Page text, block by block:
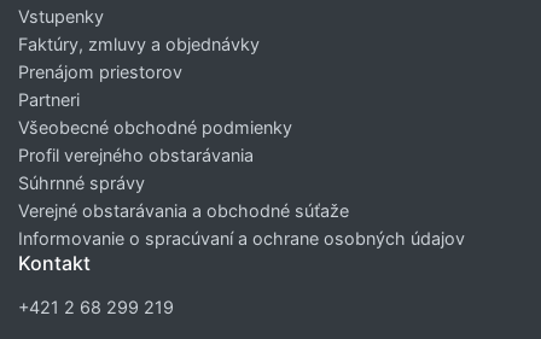
Vstupenky
Faktúry, zmluvy a objednávky
Prenájom priestorov
Partneri
Všeobecné obchodné podmienky
Profil verejného obstarávania
Súhrnné správy
Verejné obstarávania a obchodné súťaže
Informovanie o spracúvaní a ochrane osobných údajov
Kontakt
+421 2 68 299 219